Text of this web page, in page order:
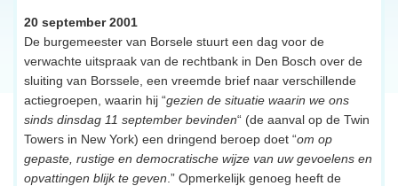
20 september 2001
De burgemeester van Borsele stuurt een dag voor de
verwachte uitspraak van de rechtbank in Den Bosch over de
sluiting van Borssele, een vreemde brief naar verschillende
actiegroepen, waarin hij “gezien de situatie waarin we ons
sinds dinsdag 11 september bevinden“ (de aanval op de Twin
Towers in New York) een dringend beroep doet “om op
gepaste, rustige en democratische wijze van uw gevoelens en
opvattingen blijk te geven .” Opmerkelijk genoeg heeft de